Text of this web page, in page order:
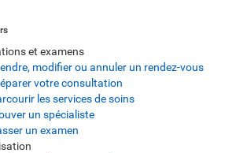
et examens
modifier ou annuler un rendez-vous
votre consultation
les services de soins
un spécialiste
un examen